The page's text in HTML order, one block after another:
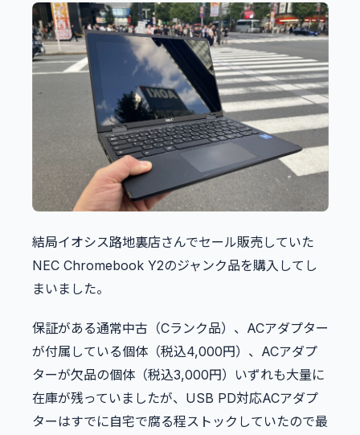
結局イオシス路地裏店さんでセール販売していた
NEC Chromebook Y2のジャンク品を購入してし
まいました。
保証がある通常中古（Cランク品）、ACアダプター
が付属している個体（税込4,000円）、ACアダプ
ターが欠品の個体（税込3,000円）いずれも大量に
在庫が残っていましたが、USB PD対応ACアダプ
ターはすでに自宅で腐る程ストックしていたので最